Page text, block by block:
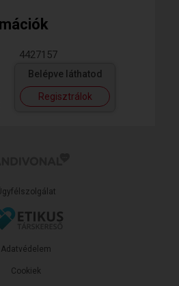
4427157
Belépve láthatod
Regisztrálok
Adatvédelem
Cookiek